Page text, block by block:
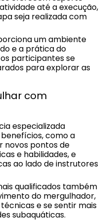
até a execução,
seja realizada com
um ambiente
e a prática do
participantes se
para explorar as
com
especializada
como a
novos pontos de
e habilidades, e
ao lado de instrutores
qualificados também
do mergulhador,
e se sentir mais
subaquáticas.